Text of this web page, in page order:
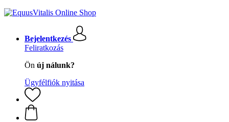
Bejelentkezés
Feliratkozás
Ön új nálunk?
Ügyfélfiók nyitása